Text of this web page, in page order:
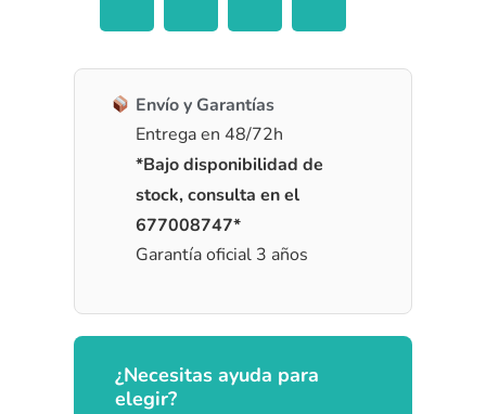
Envío y Garantías
Entrega en 48/72h
*Bajo disponibilidad de
stock, consulta en el
677008747*
Garantía oficial 3 años
¿Necesitas ayuda para
elegir?